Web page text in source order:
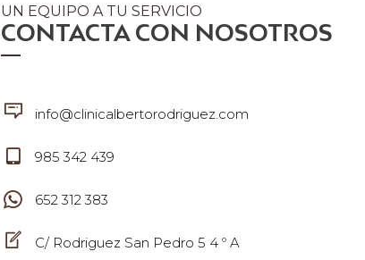
UN EQUIPO A TU SERVICIO
CONTACTA CON NOSOTROS
info@clinicalbertorodriguez.com
985 342 439
652 312 383
C/ Rodriguez San Pedro 5 4 º A